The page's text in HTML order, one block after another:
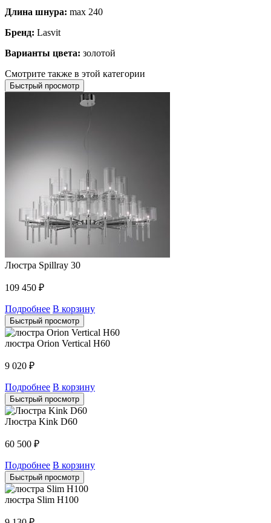
Длина шнура: max 240
Бренд: Lasvit
Варианты цвета: золотой
Смотрите также в этой категории
Быстрый просмотр
Люстра Spillray 30
109 450 ₽
Подробнее В корзину
Быстрый просмотр
люстра Orion Vertical H60
9 020 ₽
Подробнее В корзину
Быстрый просмотр
Люстра Kink D60
60 500 ₽
Подробнее В корзину
Быстрый просмотр
люстра Slim H100